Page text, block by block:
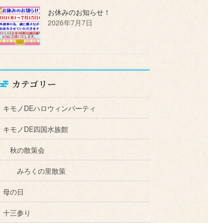
お休みのお知らせ！
2026年7月7日
カテゴリー
キモノDEハロウィンパーティ
キモノDE四国水族館
秋の散策会
みろくの里散策
母の日
十三参り